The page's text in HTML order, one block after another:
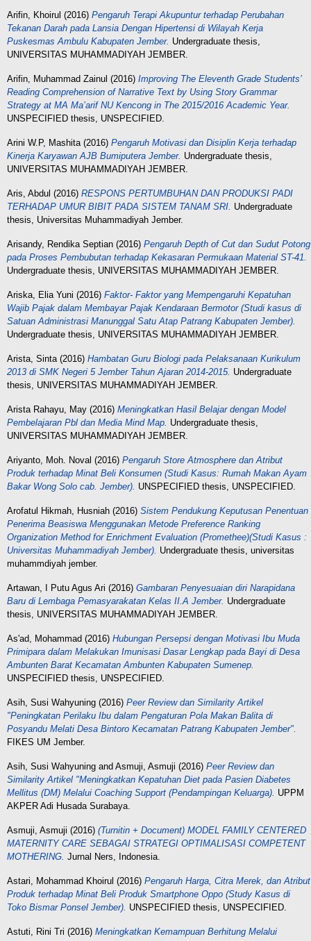
Arifin, Khoirul (2016) Pengaruh Terapi Akupuntur terhadap Perubahan
Tekanan Darah pada Lansia Dengan Hipertensi di Wilayah Kerja
Puskesmas Ambulu Kabupaten Jember. Undergraduate thesis,
UNIVERSITAS MUHAMMADIYAH JEMBER.
Arifin, Muhammad Zainul (2016) Improving The Eleventh Grade Students’
Reading Comprehension of Narrative Text by Using Story Grammar
Strategy at MA Ma’arif NU Kencong in The 2015/2016 Academic Year.
UNSPECIFIED thesis, UNSPECIFIED.
Arini W.P, Mashita(2016) Pengaruh Motivasi dan Disiplin Kerja terhadap
Kinerja Karyawan AJB Bumiputera Jember. Undergraduate thesis,
UNIVERSITAS MUHAMMADIYAH JEMBER.
Aris, Abdul (2016) RESPONS PERTUMBUHAN DAN PRODUKSI PADI
TERHADAP UMUR BIBIT PADA SISTEM TANAM SRI. Undergraduate
thesis, Universitas Muhammadiyah Jember.
Arisandy, Rendika Septian (2016) Pengaruh Depth of Cut dan Sudut Potong
pada Proses Pembubutan terhadap Kekasaran Permukaan Material ST-41.
Undergraduate thesis, UNIVERSITAS MUHAMMADIYAH JEMBER.
Ariska, Elia Yuni (2016) Faktor- Faktor yang Mempengaruhi Kepatuhan
Wajib Pajak dalam Membayar Pajak Kendaraan Bermotor (Studi kasus di
Satuan Administrasi Manunggal Satu Atap Patrang Kabupaten Jember).
Undergraduate thesis, UNIVERSITAS MUHAMMADIYAH JEMBER.
Arista, Sinta(2016) Hambatan Guru Biologi pada Pelaksanaan Kurikulum
2013 di SMK Negeri 5 Jember Tahun Ajaran 2014-2015. Undergraduate
thesis, UNIVERSITAS MUHAMMADIYAH JEMBER.
Arista Rahayu, May (2016) Meningkatkan Hasil Belajar dengan Model
Pembelajaran Pbl dan Media Mind Map. Undergraduate thesis,
UNIVERSITAS MUHAMMADIYAH JEMBER.
Ariyanto, Moh. Noval (2016) Pengaruh Store Atmosphere dan Atribut
Produk terhadap Minat Beli Konsumen (Studi Kasus: Rumah Makan Ayam
Bakar Wong Solo cab. Jember). UNSPECIFIED thesis, UNSPECIFIED.
Arofatul Hikmah, Husniah (2016) Sistem Pendukung Keputusan Penentuan
Penerima Beasiswa Menggunakan Metode Preference Ranking
Organization Method for Enrichment Evaluation (Promethee)(Studi Kasus :
Universitas Muhammadiyah Jember). Undergraduate thesis, universitas
muhammdiyah jember.
Artawan, I Putu Agus Ari (2016) Gambaran Penyesuaian diri Narapidana
Baru di Lembaga Pemasyarakatan Kelas II.A Jember. Undergraduate
thesis, UNIVERSITAS MUHAMMADIYAH JEMBER.
As'ad, Mohammad (2016) Hubungan Persepsi dengan Motivasi Ibu Muda
Primipara dalam Melakukan Imunisasi Dasar Lengkap pada Bayi di Desa
Ambunten Barat Kecamatan Ambunten Kabupaten Sumenep.
UNSPECIFIED thesis, UNSPECIFIED.
Asih, Susi Wahyuning (2016) Peer Review dan Similarity Artikel
"Peningkatan Perilaku Ibu dalam Pengaturan Pola Makan Balita di
Posyandu Melati Desa Bintoro Kecamatan Patrang Kabupaten Jember".
FIKES UM Jember.
Asih, Susi Wahyuning and Asmuji, Asmuji (2016) Peer Review dan
Similarity Artikel "Meningkatkan Kepatuhan Diet pada Pasien Diabetes
Mellitus (DM) Melalui Coaching Support (Pendampingan Keluarga). UPPM
AKPER Adi Husada Surabaya.
Asmuji, Asmuji (2016) (Turnitin + Document) MODEL FAMILY CENTERED
MATERNITY CARE SEBAGAI STRATEGI OPTIMALISASI COMPETENT
MOTHERING. Jurnal Ners, Indonesia.
Astari, Mohammad Khoirul (2016) Pengaruh Harga, Citra Merek, dan Atribut
Produk terhadap Minat Beli Produk Smartphone Oppo (Study Kasus di
Toko Bismar Ponsel Jember). UNSPECIFIED thesis, UNSPECIFIED.
Astuti, Rini Tri (2016) Meningkatkan Kemampuan Berhitung Melalui